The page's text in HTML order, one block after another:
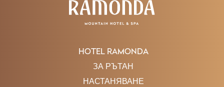
HOTEL RAMONDA
ЗА РЪТАН
НАСТАНЯВАНЕ